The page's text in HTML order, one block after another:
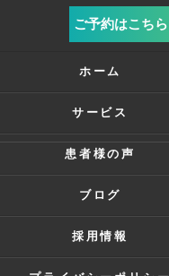
ご予約はこちら
ホーム
サービス
患者様の声
ブログ
採用情報